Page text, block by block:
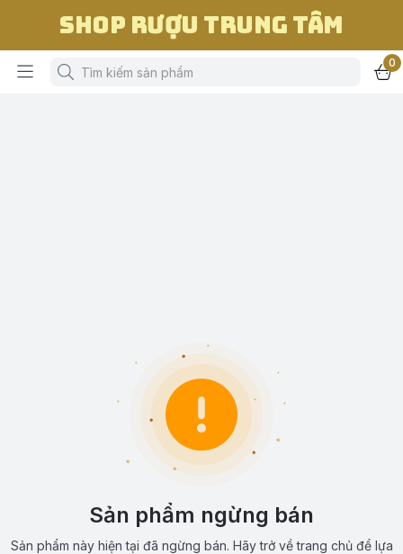
Shop Rượu Trung Tâm
0
Sản phẩm ngừng bán
Sản phẩm này hiện tại đã ngừng bán. Hãy trở về trang chủ để lựa